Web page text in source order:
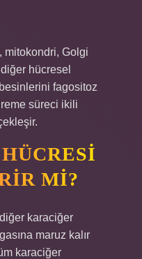
mitokondri, Golgi
hücresel
fagositoz
süreci ikili
MI?
karaciğer
maruz kalır
karaciğer